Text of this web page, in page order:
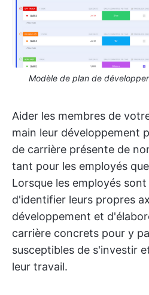
Modèle de plan de
Aider les membres de
main leur développement
de carrière présente de
tant pour les employés
Lorsque les employés
d'identifier leurs propres
développement et
carrière concrets pour y
susceptibles de s'investir
leur travail.